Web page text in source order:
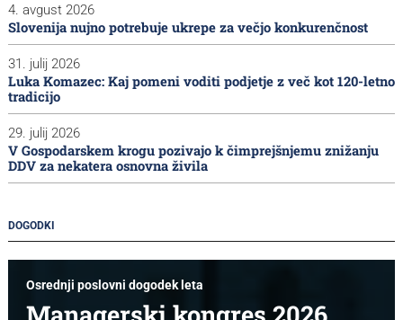
4. avgust 2026
Slovenija nujno potrebuje ukrepe za večjo konkurenčnost
31. julij 2026
Luka Komazec: Kaj pomeni voditi podjetje z več kot 120-letno
tradicijo
29. julij 2026
V Gospodarskem krogu pozivajo k čimprejšnjemu znižanju
DDV za nekatera osnovna živila
DOGODKI
Osrednji poslovni dogodek leta